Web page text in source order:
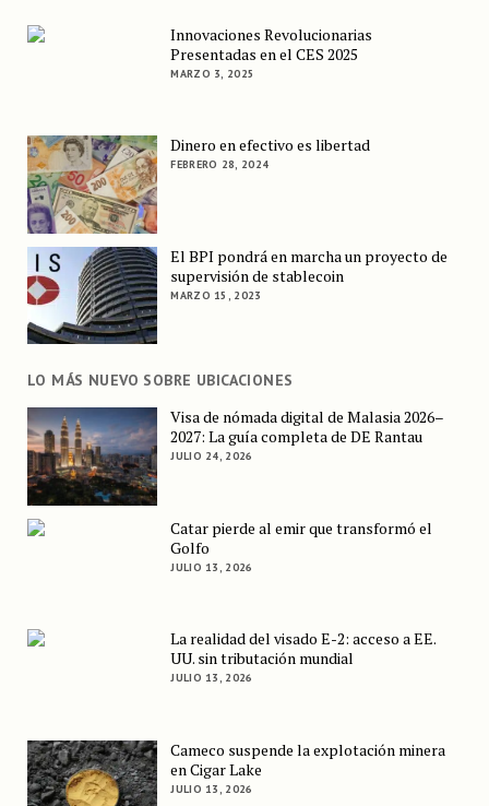
Innovaciones Revolucionarias
Presentadas en el CES 2025
MARZO 3, 2025
Dinero en efectivo es libertad
FEBRERO 28, 2024
El BPI pondrá en marcha un proyecto de
supervisión de stablecoin
MARZO 15, 2023
LO MÁS NUEVO SOBRE UBICACIONES
Visa de nómada digital de Malasia 2026–
2027: La guía completa de DE Rantau
JULIO 24, 2026
Catar pierde al emir que transformó el
Golfo
JULIO 13, 2026
La realidad del visado E-2: acceso a EE.
UU. sin tributación mundial
JULIO 13, 2026
Cameco suspende la explotación minera
en Cigar Lake
JULIO 13, 2026